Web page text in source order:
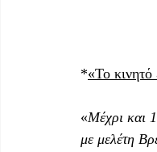
*«Το κινητό
«Μέχρι και
με μελέτη